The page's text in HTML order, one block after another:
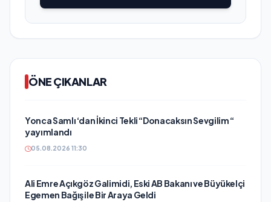
ÖNE ÇIKANLAR
Yonca Samlı ‘dan İkinci Tekli “Donacaksın Sevgilim “
yayımlandı
05.08.2026 11:30
Ali Emre Açıkgöz Galimidi, Eski AB Bakanı ve Büyükelçi
Egemen Bağış ile Bir Araya Geldi